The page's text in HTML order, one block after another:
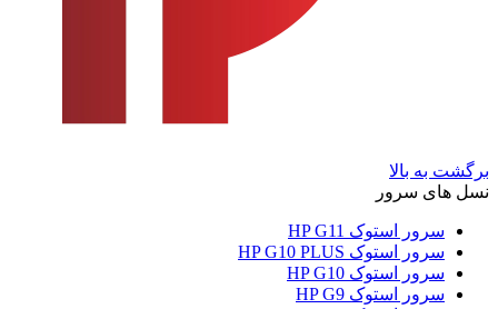
برگشت به بالا
نسل های سرور
سرور استوک HP G11
سرور استوک HP G10 PLUS
سرور استوک HP G10
سرور استوک HP G9